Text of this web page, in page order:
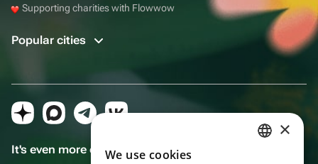
Supporting charities with Flowwow
Popular cities
It's even more convenient in the app!
×
We use cookies